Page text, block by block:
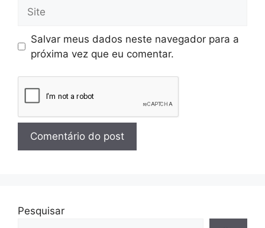
Salvar meus dados neste navegador para a
próxima vez que eu comentar.
Pesquisar